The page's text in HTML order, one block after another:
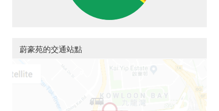
蔚豪苑的交通站點